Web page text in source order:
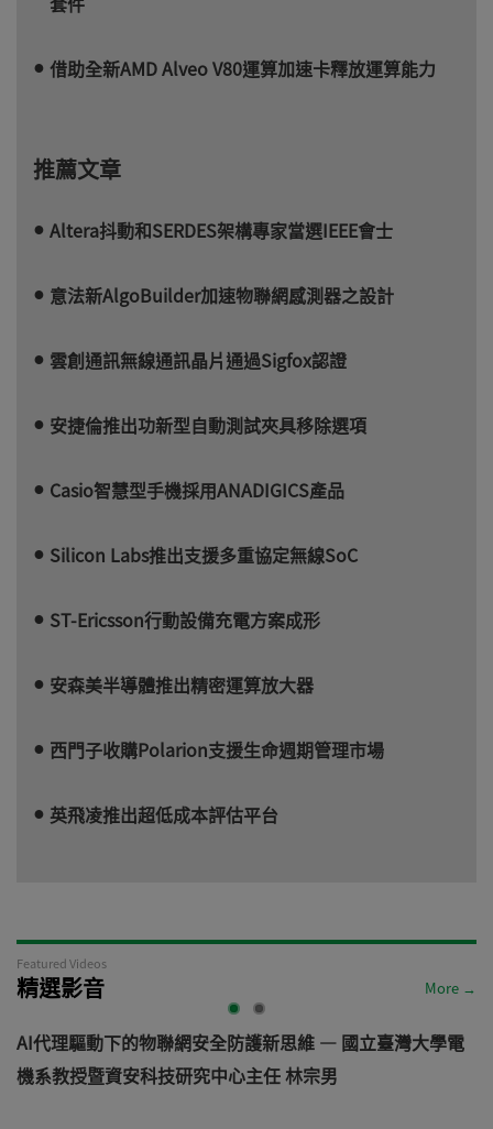
借助全新AMD Alveo V80運算加速卡釋放運算能力
推薦文章
Altera抖動和SERDES架構專家當選IEEE會士
意法新AlgoBuilder加速物聯網感測器之設計
雲創通訊無線通訊晶片通過Sigfox認證
安捷倫推出功新型自動測試夾具移除選項
Casio智慧型手機採用ANADIGICS產品
Silicon Labs推出支援多重協定無線SoC
ST-Ericsson行動設備充電方案成形
安森美半導體推出精密運算放大器
西門子收購Polarion支援生命週期管理市場
英飛凌推出超低成本評估平台
Featured Videos
精選影音 More →
AI代理驅動下的物聯網安全防護新思維 — 國立臺灣大學電
機系教授暨資安科技研究中心主任 林宗男